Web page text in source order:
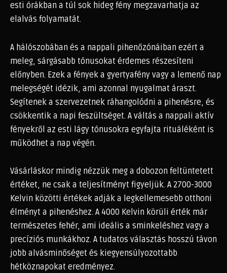
esti órákban a túl sok hideg fény megzavarhatja az
elalvás folyamatát.
A hálószobában és a nappali pihenőzónáiban ezért a
meleg, sárgásabb tónusokat érdemes részesíteni
előnyben. Ezek a fények a gyertyafény vagy a lemenő nap
melegségét idézik, ami azonnal nyugalmat áraszt.
Segítenek a szervezetnek ráhangolódni a pihenésre, és
csökkentik a napi feszültséget. A váltás a nappali aktív
fényekről az esti lágy tónusokra egyfajta rituáléként is
működhet a nap végén.
Vásárláskor mindig nézzük meg a dobozon feltüntetett
értéket, ne csak a teljesítményt figyeljük. A 2700-3000
Kelvin közötti értékek adják a legkellemesebb otthoni
élményt a pihenéshez. A 4000 Kelvin körüli érték már
természetes fehér, ami ideális a sminkeléshez vagy a
precíziós munkákhoz. A tudatos választás hosszú távon
jobb alvásminőséget és kiegyensúlyozottabb
hétköznapokat eredményez.